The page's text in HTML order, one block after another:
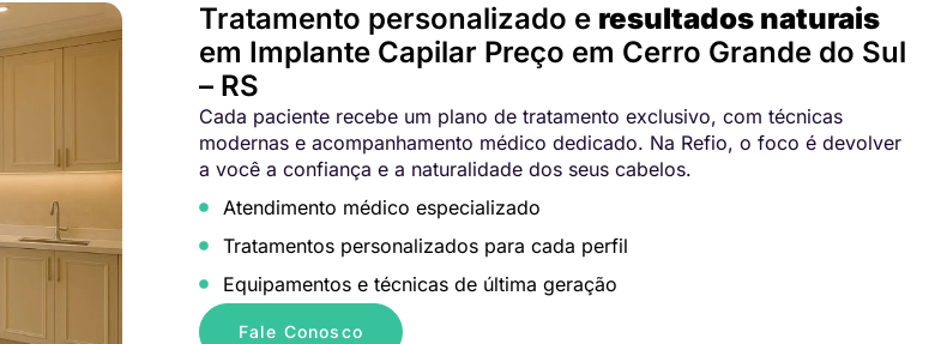
Tratamento personalizado e resultados naturais
em Implante Capilar Preço em Cerro Grande do Sul
– RS
Cada paciente recebe um plano de tratamento exclusivo, com técnicas
modernas e acompanhamento médico dedicado. Na Refio, o foco é devolver
a você a confiança e a naturalidade dos seus cabelos.
Atendimento médico especializado
Tratamentos personalizados para cada perfil
Equipamentos e técnicas de última geração
Fale Conosco